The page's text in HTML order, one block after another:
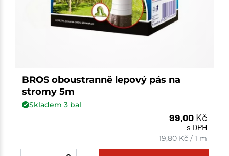
BROS oboustranně lepový pás na
stromy 5m
Skladem 3bal
99,00 Kč
s DPH
19,80 Kč /1 m